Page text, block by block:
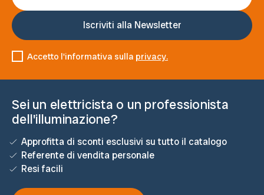
Accetto l'informativa sulla privacy.
Sei un elettricista o un professionista
dell'illuminazione?
Approfitta di sconti esclusivi su tutto il catalogo
Referente di vendita personale
Resi facili